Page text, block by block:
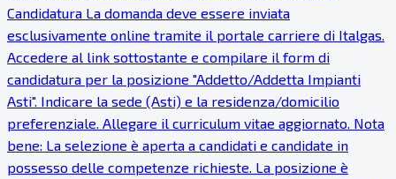
Candidatura La domanda deve essere inviata
esclusivamente online tramite il portale carriere di Italgas.
Accedere al link sottostante e compilare il form di
candidatura per la posizione "Addetto/Addetta Impianti
Asti". Indicare la sede (Asti) e la residenza/domicilio
preferenziale. Allegare il curriculum vitae aggiornato. Nota
bene: La selezione è aperta a candidati e candidate in
possesso delle competenze richieste. La posizione è